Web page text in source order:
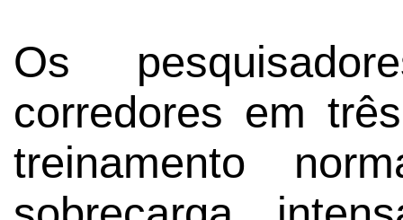
Os
corredores em
treinamento